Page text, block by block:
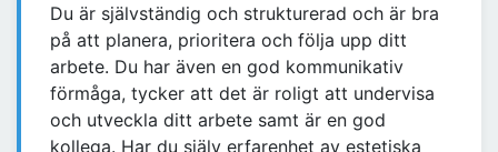
Du är självständig och strukturerad och är bra
på att planera, prioritera och följa upp ditt
arbete. Du har även en god kommunikativ
förmåga, tycker att det är roligt att undervisa
och utveckla ditt arbete samt är en god
kollega. Har du själv erfarenhet av estetiska